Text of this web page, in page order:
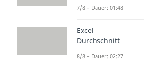
zum Beispiel der
möchtest du
Wochentag an dem
7/8 – Dauer: 01:48
Excel
Durchschnitt
8/8 – Dauer: 02:27